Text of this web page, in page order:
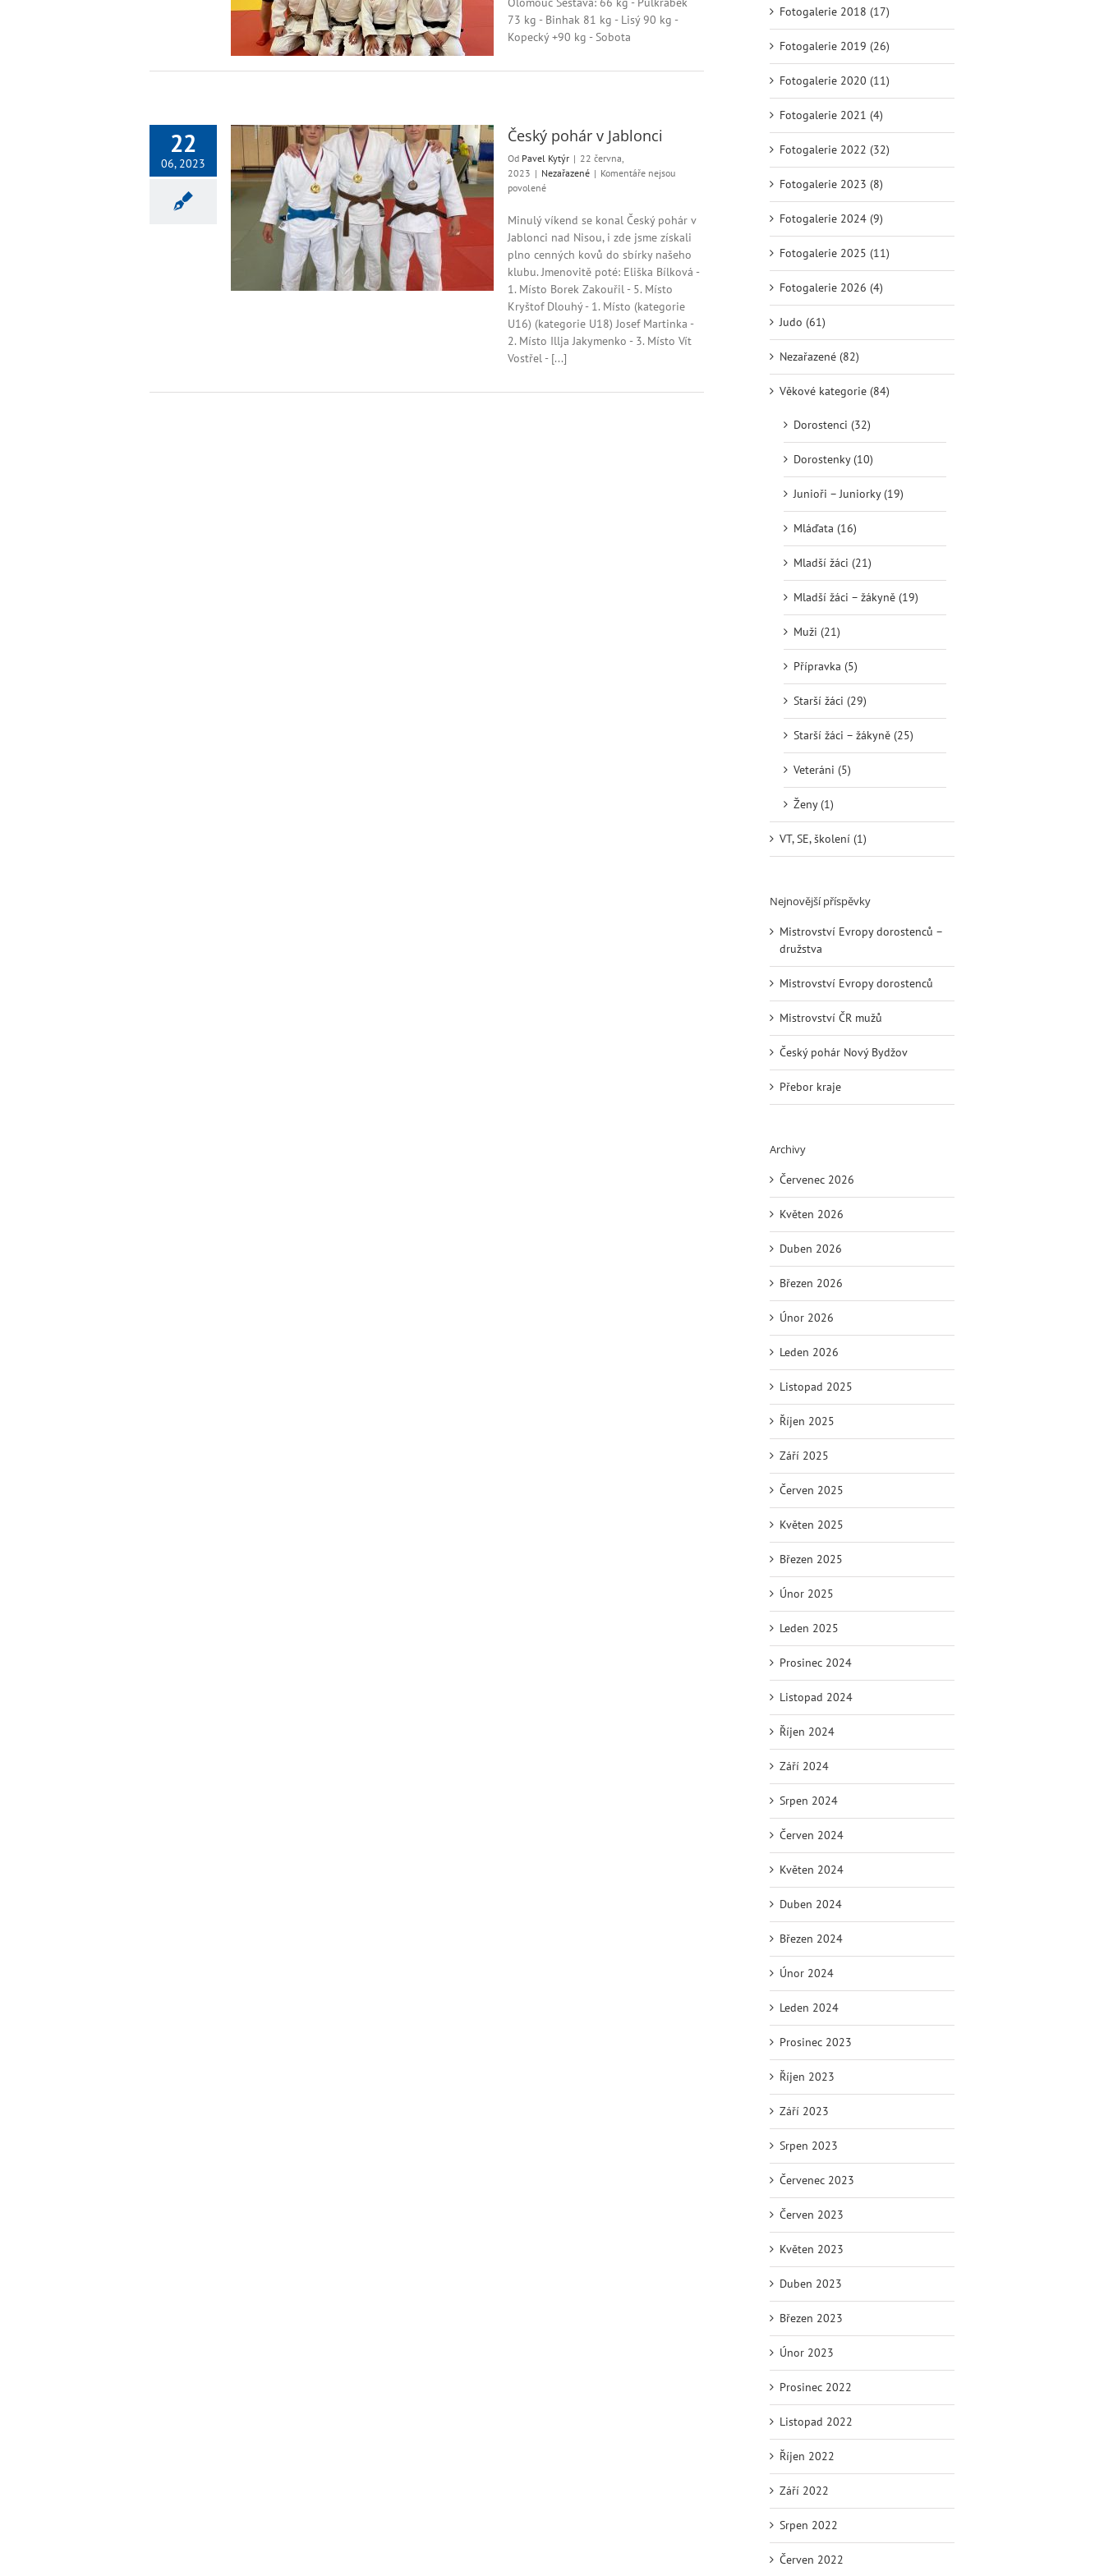
2.
kolo
73 kg - Binhak 81 kg - Lisý 90 kg -
Kopecký +90 kg - Sobota
22
06, 2023
Český pohár v Jablonci
Od Pavel Kytýr | 22 června,
2023 | Nezařazené | Komentáře nejsou
povolenéu
s
názvem
pohár
v
Jablonci
Minulý víkend se konal Český pohár v
Jablonci nad Nisou, i zde jsme získali
plno cenných kovů do sbírky našeho
klubu. Jmenovitě poté: Eliška Bílková -
1. Místo Borek Zakouřil - 5. Místo
Kryštof Dlouhý - 1. Místo (kategorie
U16) (kategorie U18) Josef Martinka -
2. Místo Illja Jakymenko - 3. Místo Vít
Vostřel - [...]
Fotogalerie 2018 (17)
Fotogalerie 2019 (26)
Fotogalerie 2020 (11)
Fotogalerie 2021 (4)
Fotogalerie 2022 (32)
Fotogalerie 2023 (8)
Fotogalerie 2024 (9)
Fotogalerie 2025 (11)
Fotogalerie 2026 (4)
Judo (61)
Nezařazené (82)
Věkové kategorie (84)
Dorostenci (32)
Dorostenky (10)
Junioři – Juniorky (19)
Mláďata (16)
Mladší žáci (21)
Mladší žáci – žákyně (19)
Muži (21)
Přípravka (5)
Starší žáci (29)
Starší žáci – žákyně (25)
Veteráni (5)
Ženy (1)
VT, SE, školení (1)
Nejnovější příspěvky
Mistrovství Evropy dorostenců –
družstva
Mistrovství Evropy dorostenců
Mistrovství ČR mužů
Český pohár Nový Bydžov
Přebor kraje
Archivy
Červenec 2026
Květen 2026
Duben 2026
Březen 2026
Únor 2026
Leden 2026
Listopad 2025
Říjen 2025
Září 2025
Červen 2025
Květen 2025
Březen 2025
Únor 2025
Leden 2025
Prosinec 2024
Listopad 2024
Říjen 2024
Září 2024
Srpen 2024
Červen 2024
Květen 2024
Duben 2024
Březen 2024
Únor 2024
Leden 2024
Prosinec 2023
Říjen 2023
Září 2023
Srpen 2023
Červenec 2023
Červen 2023
Květen 2023
Duben 2023
Březen 2023
Únor 2023
Prosinec 2022
Listopad 2022
Říjen 2022
Září 2022
Srpen 2022
Červen 2022